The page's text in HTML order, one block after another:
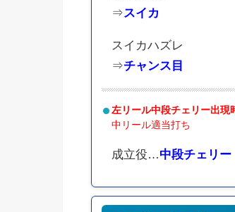
⇒スイカ
スイカハズレ
⇒チャンス目
左リール中段チェリー出現
中リール適当打ち
成立役…中段チェリー